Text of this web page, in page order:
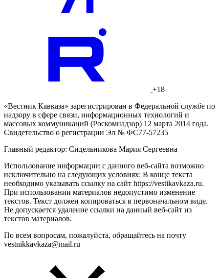
+18
«Вестник Кавказа» зарегистрирован в Федеральной службе по
надзору в сфере связи, информационных технологий и
массовых коммуникаций (Роскомнадзор) 12 марта 2014 года.
Свидетельство о регистрации Эл № ФС77-57235
Главный редактор: Сидельникова Мария Сергеевна
Использование информации с данного веб-сайта возможно
исключительно на следующих условиях: В конце текста
необходимо указывать ссылку на сайт https://vestikavkaza.ru.
При использовании материалов недопустимо изменение
текстов. Текст должен копироваться в первоначальном виде.
Не допускается удаление ссылки на данный веб-сайт из
текстов материалов.
По всем вопросам, пожалуйста, обращайтесь на почту
vestnikkavkaza@mail.ru